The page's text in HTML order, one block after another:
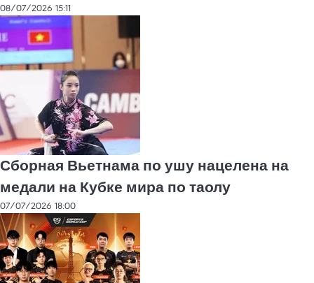
08/07/2026 15:11
Сборная Вьетнама по ушу нацелена на
медали на Кубке мира по таолу
07/07/2026 18:00